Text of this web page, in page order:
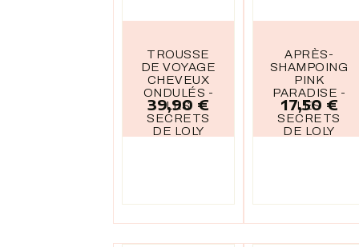
TROUSSE
DE VOYAGE
CHEVEUX
ONDULÉS -
LES
SECRETS
DE LOLY
Prix
39,90 €
APRÈS-
SHAMPOING
PINK
PARADISE -
LES
SECRETS
DE LOLY
Prix
17,50 €